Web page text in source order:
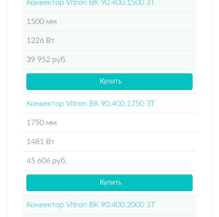
Конвектор Vitron ВК 90.400.1500 3Т
1500 мм
1226 Вт
39 952 руб.
Купить
Конвектор Vitron ВК 90.400.1750 3Т
1750 мм
1481 Вт
45 606 руб.
Купить
Конвектор Vitron ВК 90.400.2000 3Т